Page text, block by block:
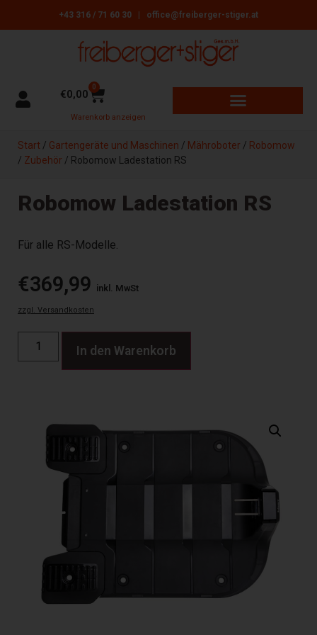
+43 316 / 71 60 30 office@freiberger-stiger.at
€0,00
0
Warenkorb anzeigen
Start / Gartengeräte und Maschinen / Mähroboter / Robomow
/ Zubehör / Robomow Ladestation RS
Robomow Ladestation RS
Für alle RS-Modelle.
€369,99 inkl. MwSt
zzgl. Versandkosten
In den Warenkorb